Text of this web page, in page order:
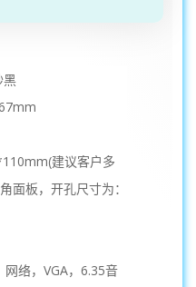
黑
建议客户多
面板，开孔尺寸为：
络，VGA，6.35音